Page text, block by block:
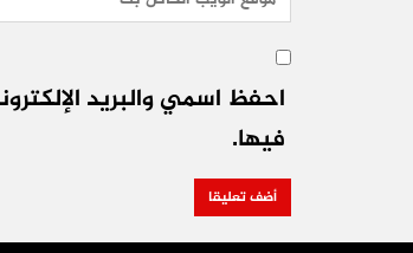
احفظ اسمي والبريد
فيها.